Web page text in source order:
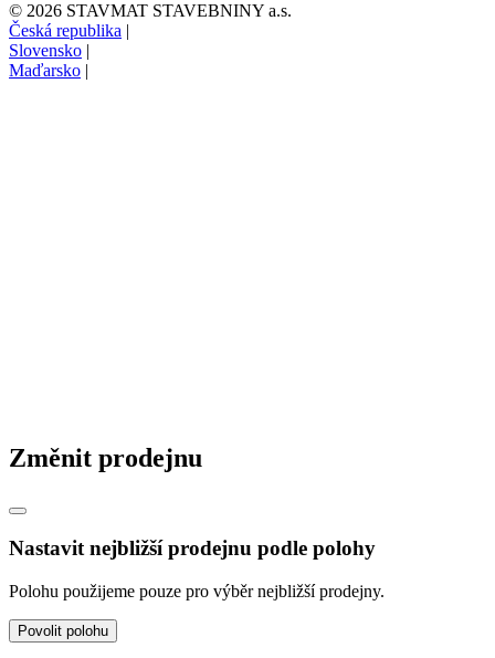
© 2026 STAVMAT STAVEBNINY a.s.
Česká republika |
Slovensko |
Maďarsko |
Změnit prodejnu
Nastavit nejbližší prodejnu podle polohy
Polohu použijeme pouze pro výběr nejbližší prodejny.
Povolit polohu